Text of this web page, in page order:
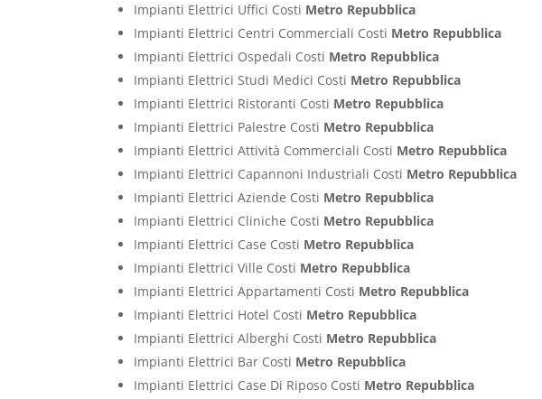
Impianti Elettrici Uffici Costi Metro Repubblica
Impianti Elettrici Centri Commerciali Costi Metro Repubblica
Impianti Elettrici Ospedali Costi Metro Repubblica
Impianti Elettrici Studi Medici Costi Metro Repubblica
Impianti Elettrici Ristoranti Costi Metro Repubblica
Impianti Elettrici Palestre Costi Metro Repubblica
Impianti Elettrici Attività Commerciali Costi Metro Repubblica
Impianti Elettrici Capannoni Industriali Costi Metro Repubblica
Impianti Elettrici Aziende Costi Metro Repubblica
Impianti Elettrici Cliniche Costi Metro Repubblica
Impianti Elettrici Case Costi Metro Repubblica
Impianti Elettrici Ville Costi Metro Repubblica
Impianti Elettrici Appartamenti Costi Metro Repubblica
Impianti Elettrici Hotel Costi Metro Repubblica
Impianti Elettrici Alberghi Costi Metro Repubblica
Impianti Elettrici Bar Costi Metro Repubblica
Impianti Elettrici Case Di Riposo Costi Metro Repubblica